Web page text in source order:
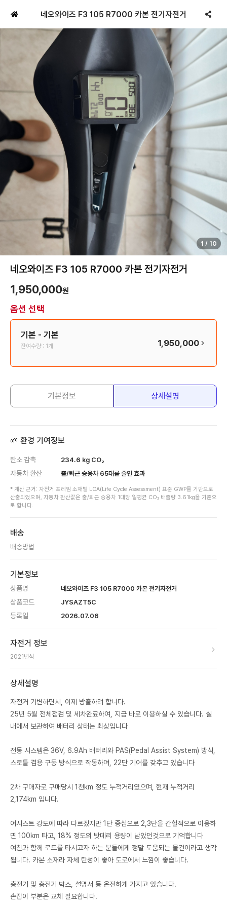
네오와이즈 F3 105 R7000 카본 전기자전거
1 / 10
네오와이즈 F3 105 R7000 카본 전기자전거
1,950,000원
옵션 선택
기본 - 기본
잔여수량 : 1개 1,950,000
기본정보 상세설명
🌱 환경 기여정보
탄소 감축 234.6 kg CO₂
자동차 환산 출/퇴근 승용차 65대를 줄인 효과
* 계산 근거: 자전거 프레임 소재별 LCA(Life Cycle Assessment) 표준 GWP를 기반으로
산출되었으며, 자동차 환산값은 출/퇴근 승용차 1대당 일평균 CO₂ 배출량 3.61kg을 기준으
로 합니다.
배송
배송방법
기본정보
상품명 네오와이즈 F3 105 R7000 카본 전기자전거
상품코드 JYSAZT5C
등록일 2026.07.06
자전거 정보
2021 년식
상세설명
자전거 기변하면서, 이제 방출하려 합니다.
25년 5월 전체점검 및 세차완료하여, 지금 바로 이용하실 수 있습니다. 실
내에서 보관하여 배터리 상태는 최상입니다
전동 시스템은 36V, 6.9Ah 배터리와 PAS(Pedal Assist System) 방식,
스로틀 겸용 구동 방식으로 작동하며, 22단 기어를 갖추고 있습니다
2차 구매자로 구매당시 1천km 정도 누적거리였으며, 현재 누적거리
2,174km 입니다.
어시스트 강도에 따라 다르겠지만 1단 중심으로 2,3단을 간헐적으로 이용하
면 100km 타고, 18% 정도의 밧데리 용량이 남았던것으로 기억합니다
여친과 함께 로드를 타시고자 하는 분들에게 정말 도움되는 물건이라고 생각
됩니다. 카본 소재라 자체 탄성이 좋아 도로에서 느낌이 좋습니다.
충전기 및 충전기 박스, 설명서 등 온전하게 가지고 있습니다.
손잡이 부분은 교체 필요합니다.